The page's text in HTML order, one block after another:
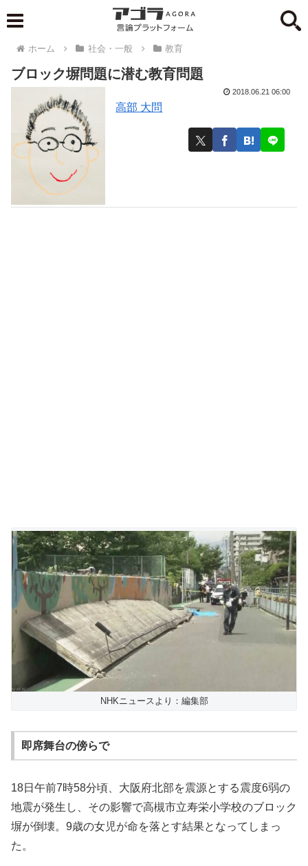
ホーム 社会・一般 教育
ブロック塀問題に潜む教育問題
高部 大問
2018.06.21 06:00
NHKニュースより：編集部
即席舞台の傍らで
18日午前7時58分頃、大阪府北部を震源とする震度6弱の
地震が発生し、その影響で高槻市立寿栄小学校のブロック
塀が倒壊。9歳の女児が命を落とす結果となってしまっ
た。